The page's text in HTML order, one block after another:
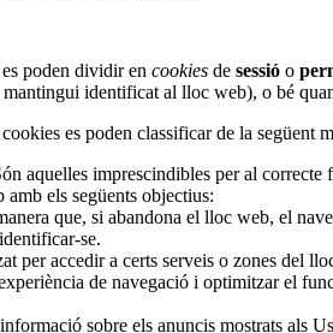
poden dividir en cookies de sessió o
identificat al lloc web), o bé
es poden classificar de la següent
aquelles imprescindibles per al
els següents objectius:
que, si abandona el lloc web, el
se.
per accedir a certs serveis o zones del
de navegació i optimitzar el
sobre els anuncis mostrats als